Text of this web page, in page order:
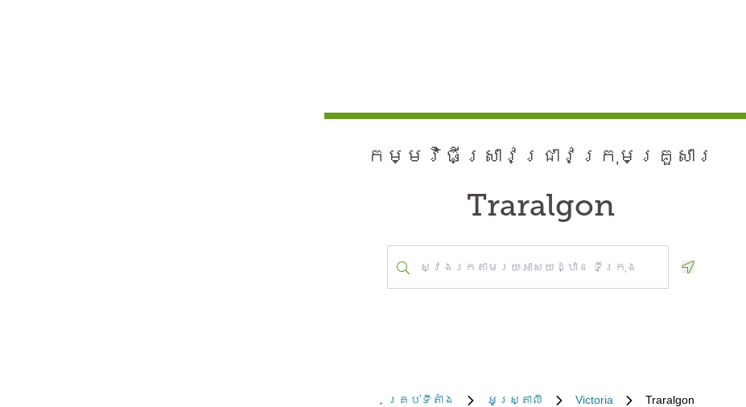
កម្មវិធី​ស្រាវជ្រាវ​ក្រុមគ្រួសារ
Traralgon
គ្រប់​ទីតាំង អូស្ត្រាលី Victoria Traralgon